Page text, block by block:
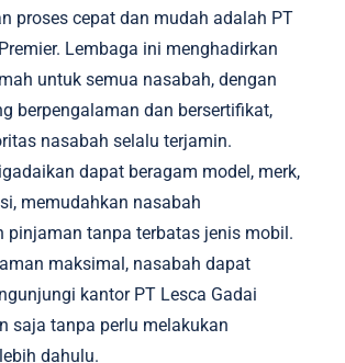
proses cepat dan mudah adalah PT
Lembaga ini menghadirkan
untuk semua nasabah, dengan
berpengalaman dan bersertifikat,
nasabah selalu terjamin.
dapat beragam model, merk,
memudahkan nasabah
pinjaman tanpa terbatas jenis mobil.
maksimal, nasabah dapat
kantor PT Lesca Gadai
saja tanpa perlu melakukan
dahulu.